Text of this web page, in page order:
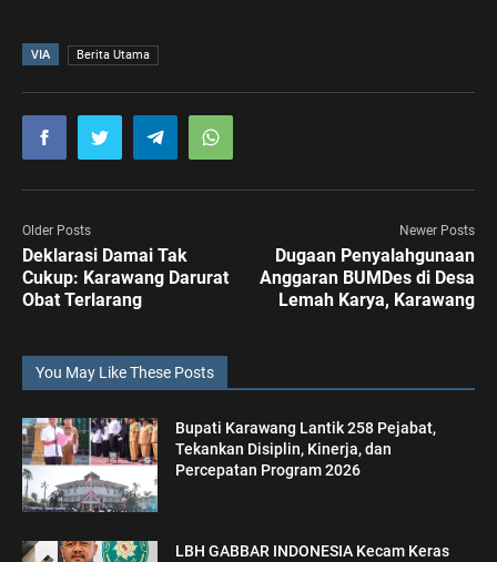
VIA Berita Utama
Older Posts
Deklarasi Damai Tak
Cukup: Karawang Darurat
Obat Terlarang
Newer Posts
Dugaan Penyalahgunaan
Anggaran BUMDes di Desa
Lemah Karya, Karawang
You May Like These Posts
Bupati Karawang Lantik 258 Pejabat,
Tekankan Disiplin, Kinerja, dan
Percepatan Program 2026
LBH GABBAR INDONESIA Kecam Keras